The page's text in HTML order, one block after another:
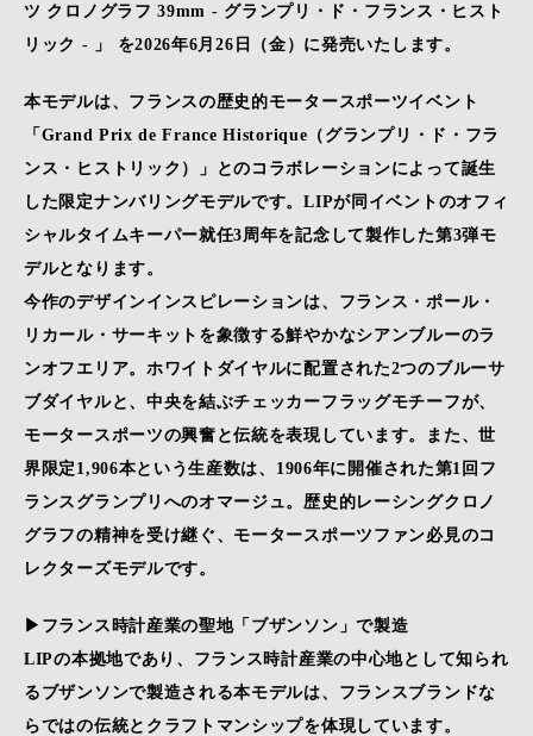
ツ クロノグラフ 39mm - グランプリ・ド・フランス・ヒスト
リック - 」 を2026年6月26日（金）に発売いたします。
本モデルは、フランスの歴史的モータースポーツイベント
「Grand Prix de France Historique（グランプリ・ド・フラ
ンス・ヒストリック）」とのコラボレーションによって誕生
した限定ナンバリングモデルです。LIPが同イベントのオフィ
シャルタイムキーパー就任3周年を記念して製作した第3弾モ
デルとなります。
今作のデザインインスピレーションは、フランス・ポール・
リカール・サーキットを象徴する鮮やかなシアンブルーのラ
ンオフエリア。ホワイトダイヤルに配置された2つのブルーサ
ブダイヤルと、中央を結ぶチェッカーフラッグモチーフが、
モータースポーツの興奮と伝統を表現しています。また、世
界限定1,906本という生産数は、1906年に開催された第1回フ
ランスグランプリへのオマージュ。歴史的レーシングクロノ
グラフの精神を受け継ぐ、モータースポーツファン必見のコ
レクターズモデルです。
▶フランス時計産業の聖地「ブザンソン」で製造
LIPの本拠地であり、フランス時計産業の中心地として知られ
るブザンソンで製造される本モデルは、フランスブランドな
らではの伝統とクラフトマンシップを体現しています。